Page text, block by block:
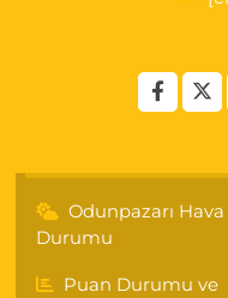
Odunpazarı Hava
Durumu
Puan Durumu ve